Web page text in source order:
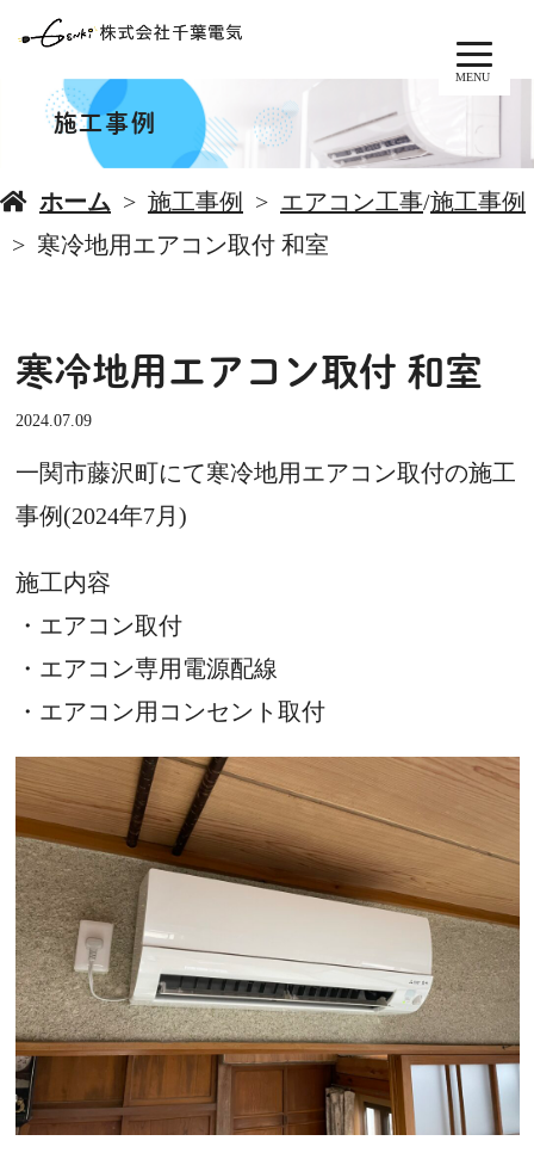
MENU
施工事例
ホーム 施工事例 エアコン工事/施工事例
寒冷地用エアコン取付 和室
寒冷地用エアコン取付 和室
2024.07.09
一関市藤沢町にて寒冷地用エアコン取付の施工
事例(2024年7月)
施工内容
・エアコン取付
・エアコン専用電源配線
・エアコン用コンセント取付